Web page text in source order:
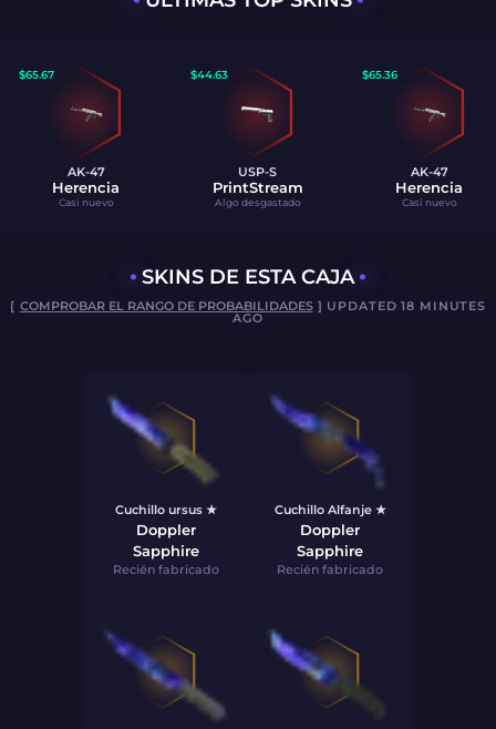
$65.67
AK-47
Herencia
Casi nuevo
$44.63
USP-S
PrintStream
Algo desgastado
$65.36
AK-47
Herencia
Casi nuevo
SKINS DE ESTA CAJA
[ COMPROBAR EL RANGO DE PROBABILIDADES] UPDATED 18 MINUTES
AGO
Cuchillo ursus ★
Doppler
Sapphire
Recién fabricado
Cuchillo Alfanje ★
Doppler
Sapphire
Recién fabricado